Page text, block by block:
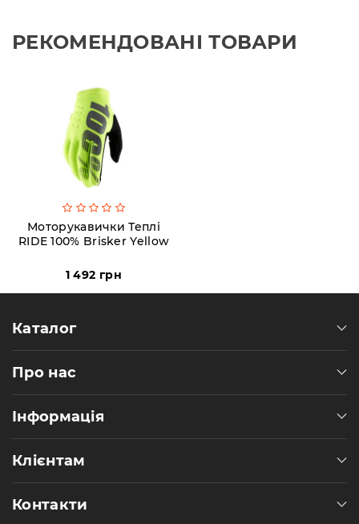
РЕКОМЕНДОВАНІ ТОВАРИ
Моторукавички Теплі
RIDE 100% Brisker Yellow
1 492 грн
Каталог
Про нас
Інформація
Клієнтам
Контакти